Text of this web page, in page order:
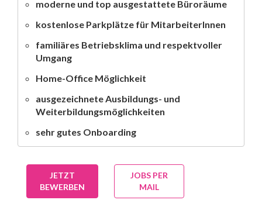
moderne und top ausgestattete Büroräume
kostenlose Parkplätze für MitarbeiterInnen
familiäres Betriebsklima und respektvoller
Umgang
Home-Office Möglichkeit
ausgezeichnete Ausbildungs- und
Weiterbildungsmöglichkeiten
sehr gutes Onboarding
JETZT
BEWERBEN
JOBS PER
MAIL